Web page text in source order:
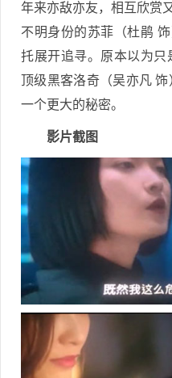
年来亦敌亦友，相互欣赏
不明身份的苏菲（杜鹃
托展开追寻。原本以为
顶级黑客洛奇（吴亦凡
一个更大的秘密。
影片截图